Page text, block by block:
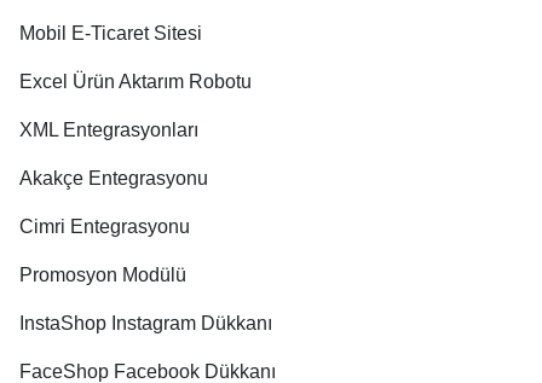
Mobil E-Ticaret Sitesi
Excel Ürün Aktarım Robotu
XML Entegrasyonları
Akakçe Entegrasyonu
Cimri Entegrasyonu
Promosyon Modülü
InstaShop Instagram Dükkanı
FaceShop Facebook Dükkanı